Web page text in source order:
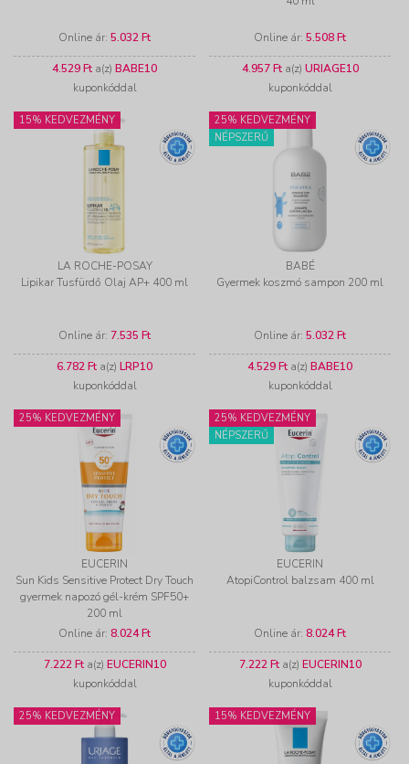
Online ár: 5.032 Ft
4.529 Ft a(z) BABE10
kuponkóddal
Online ár: 5.508 Ft
4.957 Fta(z) URIAGE10
kuponkóddal
15% KEDVEZMÉNY
LA ROCHE-POSAY
Lipikar Tusfürdő Olaj AP+ 400 ml
Online ár: 7.535 Ft
6.782 Ft a(z) LRP10
kuponkóddal
25% KEDVEZMÉNY
NÉPSZERŰ
BABÉ
Gyermek koszmó sampon 200 ml
Online ár: 5.032 Ft
4.529 Ft a(z) BABE10
kuponkóddal
25% KEDVEZMÉNY
EUCERIN
Sun Kids Sensitive Protect Dry Touch
gyermek napozó gél-krém SPF50+
200 ml
Online ár: 8.024 Ft
7.222 Fta(z) EUCERIN10
kuponkóddal
25% KEDVEZMÉNY
NÉPSZERŰ
EUCERIN
AtopiControl balzsam 400 ml
Online ár: 8.024 Ft
7.222 Fta(z) EUCERIN10
kuponkóddal
25% KEDVEZMÉNY 15% KEDVEZMÉNY